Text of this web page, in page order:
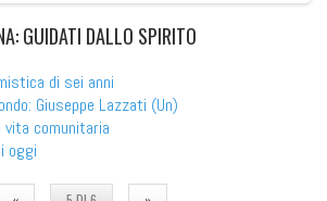
GUIDATI DALLO SPIRITO
di sei anni
Giuseppe Lazzati (Un)
vita comunitaria
oggi